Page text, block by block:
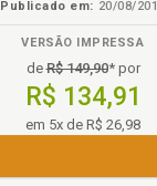
Publicado em: 20/08/
VERSÃO IMPRESSA
deR$ 149,90* por
R$ 134,91
em 5x de R$ 26,98